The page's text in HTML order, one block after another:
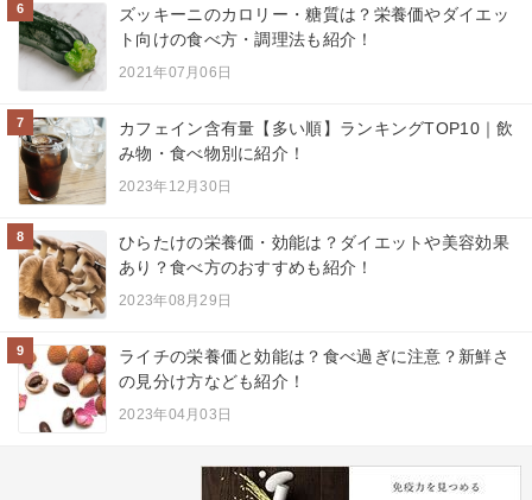
6
ズッキーニのカロリー・糖質は？栄養価やダイエッ
ト向けの食べ方・調理法も紹介！
2021年07月06日
7
カフェイン含有量【多い順】ランキングTOP10｜飲
み物・食べ物別に紹介！
2023年12月30日
8
ひらたけの栄養価・効能は？ダイエットや美容効果
あり？食べ方のおすすめも紹介！
2023年08月29日
9
ライチの栄養価と効能は？食べ過ぎに注意？新鮮さ
の見分け方なども紹介！
2023年04月03日